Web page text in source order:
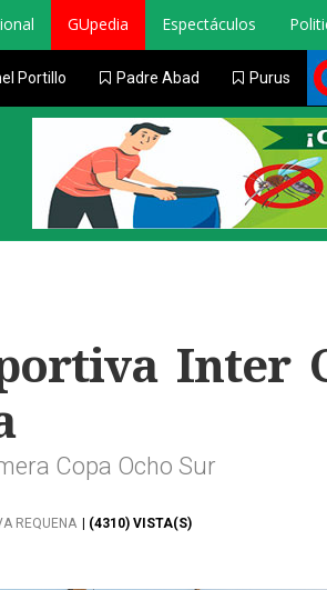
GUpedia Espectáculos
Portillo Padre Abad Purus
Inter
Copa Ocho Sur
REQUENA | (4310) VISTA(S)